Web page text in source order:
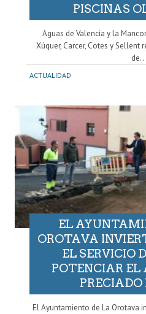
PISCINAS
Aguas de Valencia y la
Xúquer, Carcer, Cotes y Sellent
de..
ACTUALIDAD
EL
OROTAVA
EL SERVICIO
POTENCIAR EL
El Ayuntamiento de La Orotava